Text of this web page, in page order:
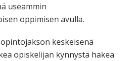
useammin
oppimisen avulla.
keskeisenä
opiskelijan kynnystä hakea